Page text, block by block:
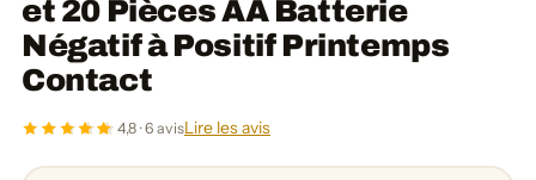
et 20 Pièces AA Batterie
Négatif à Positif Printemps
Contact
4,8 · 6 avisLire les avis